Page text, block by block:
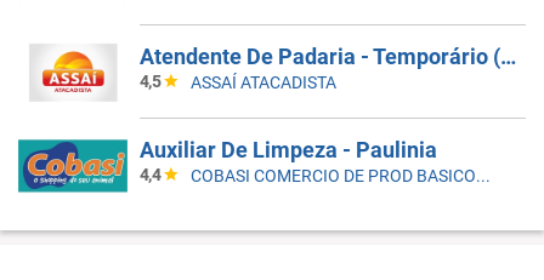
Atendente De Padaria - Temporário (Alto Da XV)
4,5 ASSAÍ ATACADISTA
Auxiliar De Limpeza - Paulinia
4,4 COBASI COMERCIO DE PROD BASICOS E INDUSTRIALIZADOS LTDA